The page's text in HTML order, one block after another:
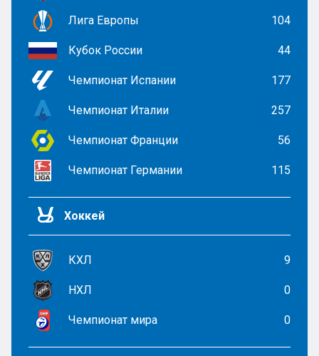
Лига Европы 104
Кубок России 44
Чемпионат Испании 177
Чемпионат Италии 257
Чемпионат Франции 56
Чемпионат Германии 115
Хоккей
КХЛ 9
НХЛ 0
Чемпионат мира 0